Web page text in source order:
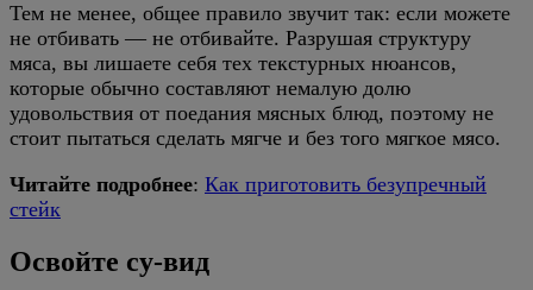
Тем не менее, общее правило звучит так: если можете
не отбивать — не отбивайте. Разрушая структуру
мяса, вы лишаете себя тех текстурных нюансов,
которые обычно составляют немалую долю
удовольствия от поедания мясных блюд, поэтому не
стоит пытаться сделать мягче и без того мягкое мясо.
Читайте подробнее: Как приготовить безупречный
стейк
Освойте су-вид